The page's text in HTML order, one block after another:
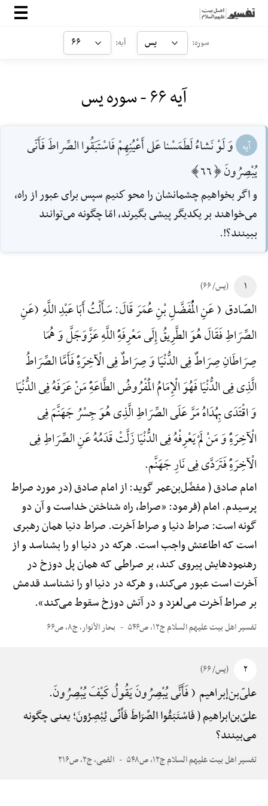
صفحه‌اصلی
ارتباط با ما
سوره: یس آیه: ۶۶
آیه ۶۶ - سوره یس
آیه وَ لَوْ نَشاءُ لَطَمَسْنا عَلى أَعْيُنِهِمْ فَاسْتَبَقُوا الصِّراطَ فَأَنّى
يُبْصِرُونَ [66]
و اگر بخواهيم چشمانشان را محو كنيم سپس براى عبور از راه،
مى‌خواهند بر يكديگر پيشى بگيرند، امّا چگونه مى‌توانند
ببينند؟!.
۱ (یس/ ۶۶)
الصّادق ( عَنِ الْمُفَضَّلِ بْنِ عُمَرَ قَالَ: سَأَلْتُ أَبَا عَبْدِ اللَّهِ (عَنِ
الصِّرَاطِ فَقَالَ هُوَ الطَّرِیقُ إِلَی مَعْرِفَهًِْ اللَّهِ عَزَّوَجَلَّ وَ هُمَا
صِرَاطَانِ صِرَاطٌ فِی الدُّنْیَا وَ صِرَاطٌ فِی الْآخِرَهًِْ فَأَمَّا الصِّرَاطُ
الَّذِی فِی الدُّنْیَا فَهُوَ الْإِمَامُ الْمَفْرُوضُ الطَّاعَهًِْ مَنْ عَرَفَهُ فِی الدُّنْیَا
وَ اقْتَدَی بِهُدَاهُ مَرَّ عَلَی الصِّرَاطِ الَّذِی هُوَ جِسْرُ جَهَنَّمَ فِی
الْآخِرَهًِْ وَ مَنْ لَمْ یَعْرِفْهُ فِی الدُّنْیَا زَلَّتْ قَدَمُهُ عَنِ الصِّرَاطِ فِی
الْآخِرَهًِْ فَتَرَدَّی فِی نَارِ جَهَنَّم.
امام صادق ( مفضّل‌بن‌عمر گوید: از امام صادق (در مورد صراط
پرسیدم. امام (فرمود: «صراط، راه شناختن خداست و آن دو
گونه است: صراط دنیا و صراط آخرت. صراط دنیا همان رهبری
است که اطاعتش واجب است. هرکه در دنیا او را بشناسد و از
رهنمودهایش پیروی کند، بر صراطی که همان پل دوزخ در
آخرت است عبور می‌کند، و هرکه در دنیا او را نشناسد قدمش
بر صراط آخرت می‌لغزد و در آتش دوزخ سقوط می‌کند».
تفسیر اهل بیت علیهم السلام ج۱۲، ص۵۴۶ بحار الأنوار، ج۸، ص۶۶
۲ (یس/ ۶۶)
علیّ‌بن‌إبراهیم ( فَأَنَّی یُبْصِرُونَ یَقُولُ کَیْفَ یُبْصِرُونَ.
علیّ‌بن‌ابراهیم ( فَاسْتَبَقُوا الصِّرَاطَ فَأَنَّی یُبْصِرُونَ؛ یعنی چگونه
می‌بینند؟
تفسیر اهل بیت علیهم السلام ج۱۲، ص۵۴۸ القمی، ج۲، ص۲۱۶